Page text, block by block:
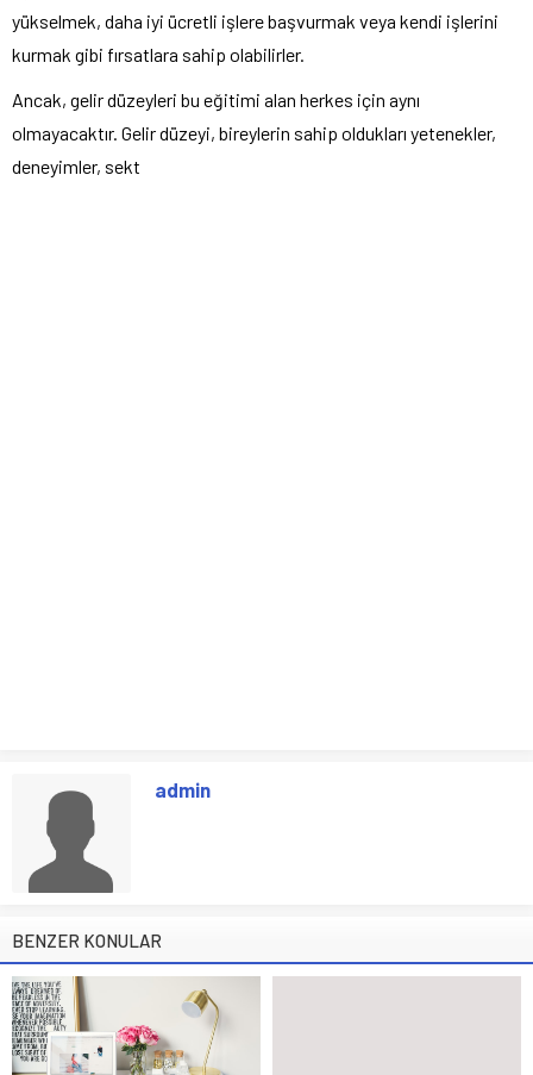
yükselmek, daha iyi ücretli işlere başvurmak veya kendi işlerini
kurmak gibi fırsatlara sahip olabilirler.
Ancak, gelir düzeyleri bu eğitimi alan herkes için aynı
olmayacaktır. Gelir düzeyi, bireylerin sahip oldukları yetenekler,
deneyimler, sekt
admin
BENZER KONULAR